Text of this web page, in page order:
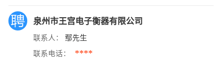
泉州市王宫电子衡器有限公司
联系人： 鄢先生
联系电话： ****